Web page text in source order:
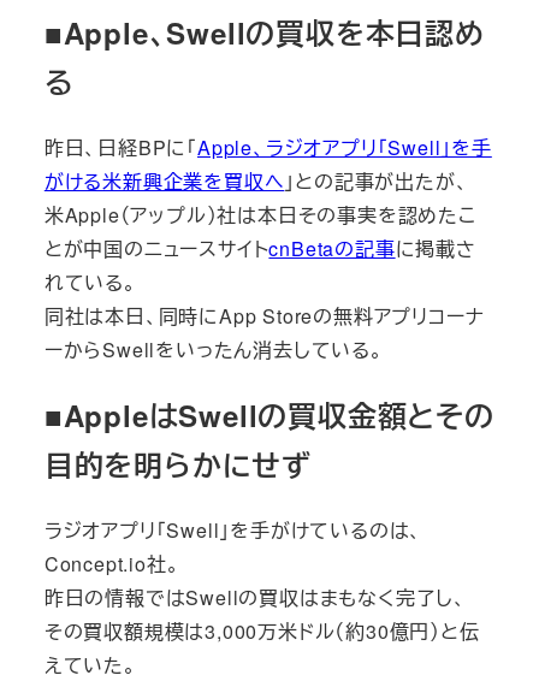
■Apple、Swellの買収を本日認め
る
昨日、日経BPに「Apple、ラジオアプリ「Swell」を手
がける米新興企業を買収へ 」との記事が出たが、
米Apple（アップル）社は本日その事実を認めたこ
とが中国のニュースサイトcnBetaの記事に掲載さ
れている。
同社は本日、同時にApp Storeの無料アプリコーナ
ーからSwellをいったん消去している。
■AppleはSwellの買収金額とその
目的を明らかにせず
ラジオアプリ「Swell」を手がけているのは、
Concept.io社。
昨日の情報ではSwellの買収はまもなく完了し、
その買収額規模は3,000万米ドル（約30億円）と伝
えていた。